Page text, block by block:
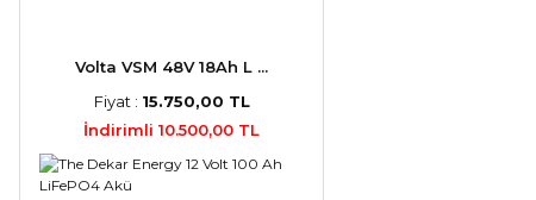
Volta VSM 48V 18Ah L ...
Fiyat : 15.750,00 TL
İndirimli 10.500,00 TL